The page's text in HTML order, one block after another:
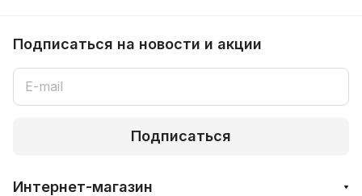
Подписаться на новости и акции
Подписаться
Интернет-магазин